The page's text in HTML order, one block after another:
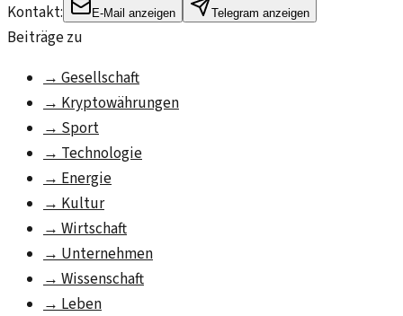
Kontakt: E-Mail anzeigen Telegram anzeigen
Beiträge zu
→ Gesellschaft
→ Kryptowährungen
→ Sport
→ Technologie
→ Energie
→ Kultur
→ Wirtschaft
→ Unternehmen
→ Wissenschaft
→ Leben